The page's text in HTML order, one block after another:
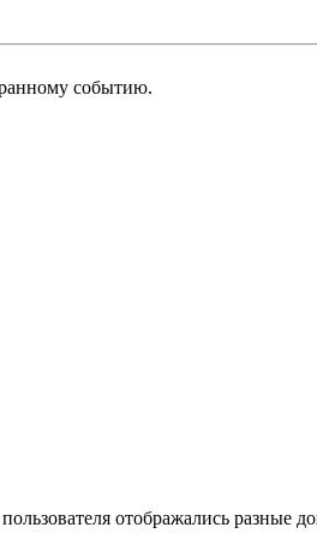
событию.
отображались разные